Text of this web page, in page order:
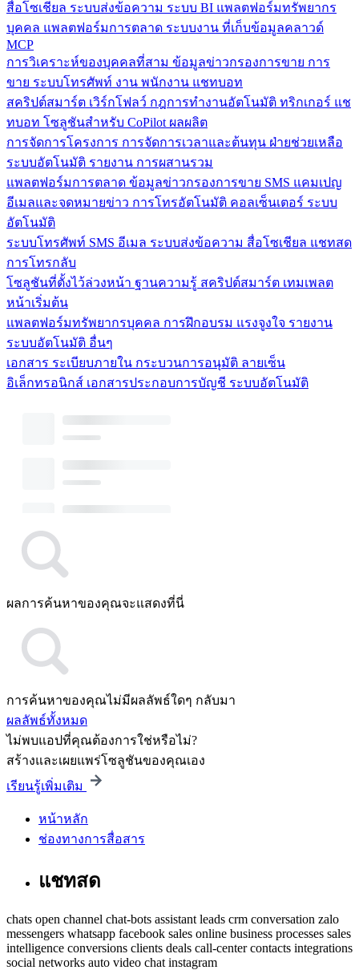
สื่อโซเชียล ระบบส่งข้อความ ระบบ BI แพลตฟอร์มทรัพยากร
บุคคล แพลตฟอร์มการตลาด ระบบงาน ที่เก็บข้อมูลคลาวด์
MCP
การวิเคราะห์ของบุคคลที่สาม ข้อมูลข่าวกรองการขาย การ
ขาย ระบบโทรศัพท์ งาน พนักงาน แชทบอท
สคริปต์สมาร์ต เวิร์กโฟลว์ กฎการทำงานอัตโนมัติ ทริกเกอร์ แช
ทบอท โซลูชันสำหรับ CoPilot ผลผลิต
การจัดการโครงการ การจัดการเวลาและต้นทุน ฝ่ายช่วยเหลือ
ระบบอัตโนมัติ รายงาน การผสานรวม
แพลตฟอร์มการตลาด ข้อมูลข่าวกรองการขาย SMS แคมเปญ
อีเมลและจดหมายข่าว การโทรอัตโนมัติ คอลเซ็นเตอร์ ระบบ
อัตโนมัติ
ระบบโทรศัพท์ SMS อีเมล ระบบส่งข้อความ สื่อโซเชียล แชทสด
การโทรกลับ
โซลูชันที่ตั้งไว้ล่วงหน้า ฐานความรู้ สคริปต์สมาร์ต เทมเพลต
หน้าเริ่มต้น
แพลตฟอร์มทรัพยากรบุคคล การฝึกอบรม แรงจูงใจ รายงาน
ระบบอัตโนมัติ อื่นๆ
เอกสาร ระเบียบภายใน กระบวนการอนุมัติ ลายเซ็น
อิเล็กทรอนิกส์ เอกสารประกอบการบัญชี ระบบอัตโนมัติ
ผลการค้นหาของคุณจะแสดงที่นี่
การค้นหาของคุณไม่มีผลลัพธ์ใดๆ กลับมา
ผลลัพธ์ทั้งหมด
ไม่พบแอปที่คุณต้องการใช่หรือไม่?
สร้างและเผยแพร่โซลูชันของคุณเอง
เรียนรู้เพิ่มเติม
หน้าหลัก
ช่องทางการสื่อสาร
แชทสด
chats open channel chat-bots assistant leads crm conversation zalo
messengers whatsapp facebook sales online business processes sales
intelligence conversions clients deals call-center contacts integrations
social networks auto video chat instagram